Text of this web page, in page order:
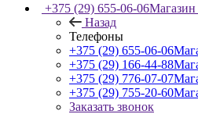
+375 (29) 655-06-06
Назад
Телефоны
+375 (29) 655-06-06
+375 (29) 166-44-88
+375 (29) 776-07-07
+375 (29) 755-20-60
Заказать звонок